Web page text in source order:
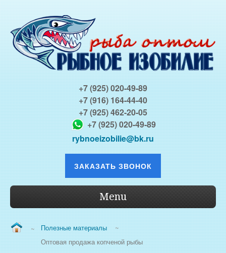
+7 (925) 020-49-89
+7 (916) 164-44-40
+7 (925) 462-20-05
+7 (925) 020-49-89
rybnoeizobilie@bk.ru
ЗАКАЗАТЬ ЗВОНОК
Menu
ВОПРОС/ОТВЕТ
~ Полезные материалы
~
Оптовая продажа копченой рыбы